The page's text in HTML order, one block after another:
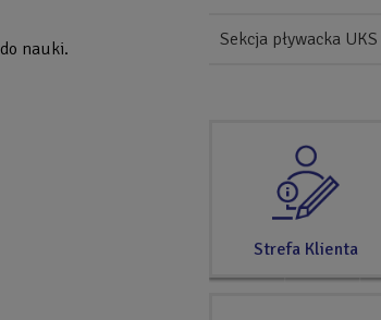
nauki.
Sekcja pływacka
SPRAWDŹ
TERAZ
Strefa Klienta